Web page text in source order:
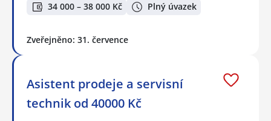
34 000 – 38 000 Kč Plný úvazek
Zveřejněno: 31. července
Asistent prodeje a servisní
technik od 40000 Kč